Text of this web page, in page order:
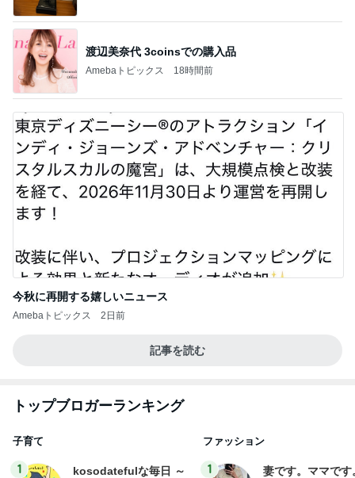
渡辺美奈代 3coinsでの購入品
Amebaトピックス 18時間前
今秋に再開する嬉しいニュース
Amebaトピックス 2日前
記事を読む
トップブロガーランキング
子育て
1
kosodatefulな毎日 ～
ファッション
1
妻です。ママです